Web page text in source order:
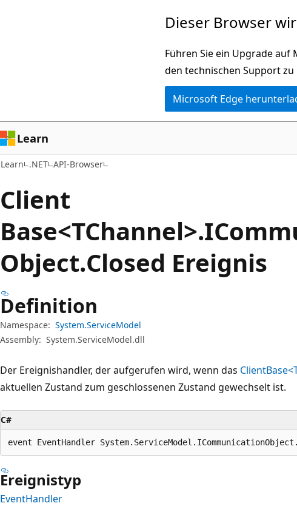
Dieser Browser
Führen Sie ein Upgrade
den technischen Support zu
Microsoft Edge
Learn
Learn .NET API-Browser
Client
Object.Closed Ereignis
Definition
Namespace: System.ServiceModel
Assembly: System.ServiceModel.dll
Der Ereignishandler, der aufgerufen wird, wenn das
aktuellen Zustand zum geschlossenen Zustand gewechselt ist.
C#
event EventHandler
Ereignistyp
EventHandler